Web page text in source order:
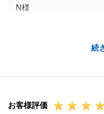
続
N様
お忙しい中ご対応いた
まで完了できたと感じて
現在他にもお取引き中
今後ともどうぞよろしく
お客様評価